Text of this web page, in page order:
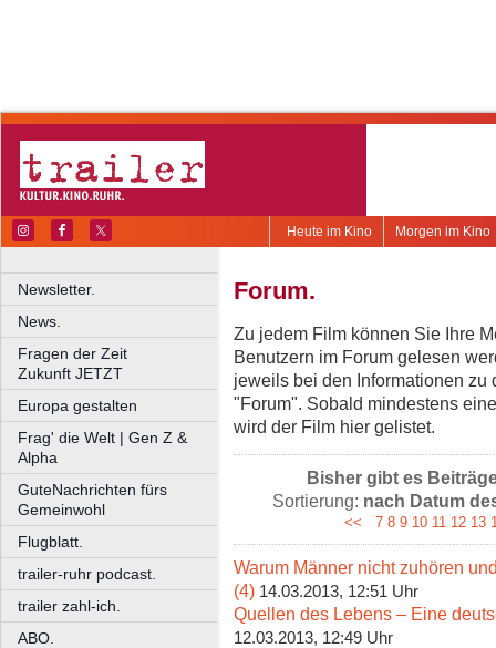
Morgen im Kino
Heute im Kino
Newsletter.
News.
Fragen der Zeit
Zukunft JETZT
Europa gestalten
Frag' die Welt | Gen Z &
Alpha
GuteNachrichten fürs
Gemeinwohl
Flugblatt.
trailer-ruhr podcast.
trailer zahl-ich.
ABO.
Forum.
Zu jedem Film können Sie Ihre
Benutzern im Forum gelesen
jeweils bei den Informationen zu
"Forum". Sobald mindestens
wird der Film hier gelistet.
Bisher gibt es
Sortierung: nach Datum
<< 7 8 9 10 11 12 13
Warum Männer nicht zuhören
(4) 14.03.2013, 12:51 Uhr
Quellen des Lebens – Eine
12.03.2013, 12:49 Uhr